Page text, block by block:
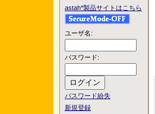
astah*製品サイトはこちら
ユーザ名:
パスワード:
パスワード紛失
新規登録